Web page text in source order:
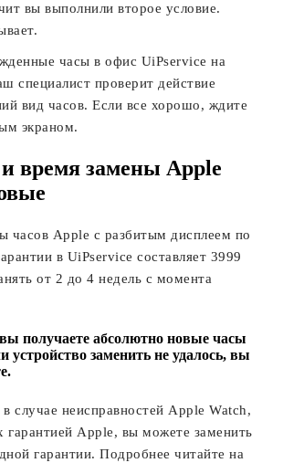
вы выполнили второе условие.
часы в офис UiPservice на
специалист проверит действие
вид часов. Если все хорошо, ждите
экраном.
время замены Apple
часов Apple с разбитым дисплеем по
в UiPservice составляет 3999
от 2 до 4 недель с момента
получаете абсолютно новые часы
устройство заменить не удалось, вы
случае неисправностей Apple Watch,
гарантией Apple, вы можете заменить
гарантии. Подробнее читайте на